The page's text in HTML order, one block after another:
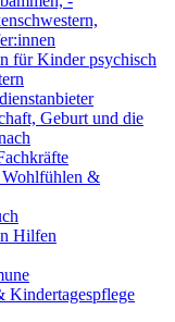
für Kinder psychisch
Geburt und die
Wohlfühlen &
Hilfen
Kindertagespflege